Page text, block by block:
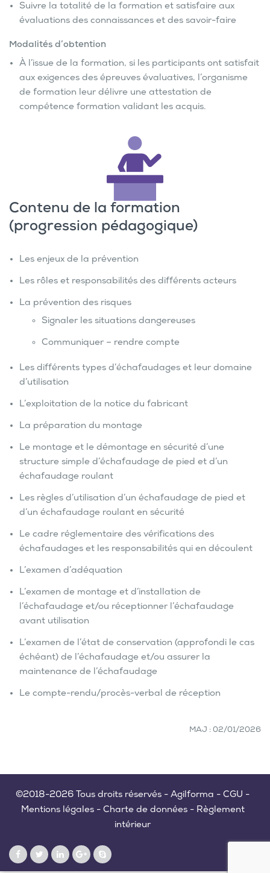
Suivre la totalité de la formation et satisfaire aux
évaluations des connaissances et des savoir-faire
Modalités d’obtention
À l’issue de la formation, si les participants ont satisfait
aux exigences des épreuves évaluatives, l’organisme
de formation leur délivre une attestation de
compétence formation validant les acquis.
Contenu de la formation
(progression pédagogique)
Les enjeux de la prévention
Les rôles et responsabilités des différents acteurs
La prévention des risques
Signaler les situations dangereuses
Communiquer – rendre compte
Les différents types d’échafaudages et leur domaine
d’utilisation
L’exploitation de la notice du fabricant
La préparation du montage
Le montage et le démontage en sécurité d’une
structure simple d’échafaudage de pied et d’un
échafaudage roulant
Les règles d’utilisation d’un échafaudage de pied et
d’un échafaudage roulant en sécurité
Le cadre réglementaire des vérifications des
échafaudages et les responsabilités qui en découlent
L’examen d’adéquation
L’examen de montage et d’installation de
l’échafaudage et/ou réceptionner l’échafaudage
avant utilisation
L’examen de l’état de conservation (approfondi le cas
échéant) de l’échafaudage et/ou assurer la
maintenance de l’échafaudage
Le compte-rendu/procès-verbal de réception
MAJ : 02/01/2026
©2018-2026 Tous droits réservés - Agilforma -CGU -
Mentions légales- Charte de données- Règlement
intérieur